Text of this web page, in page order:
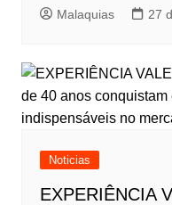
Malaquias 27
Noticias
EXPERIÊNCIA